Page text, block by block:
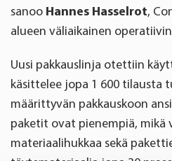
sanoo Hannes Hasselrot,
alueen väliaikainen
Uusi pakkauslinja otettiin
käsittelee jopa 1 600 tilausta
määrittyvän pakkauskoon
paketit ovat pienempiä, mikä
materiaalihukkaa sekä